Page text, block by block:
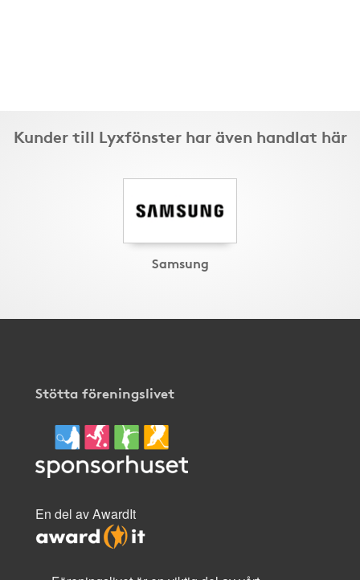
Kunder till Lyxfönster har även handlat här
Samsung
Stötta föreningslivet
En del av AwardIt